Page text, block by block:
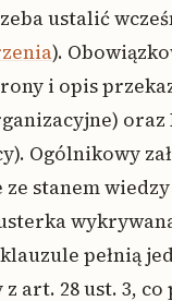
ustalić
).
i opis
oraz
Ogólnikowy
ze stanem
pełnią
art. 28 ust. 3, co